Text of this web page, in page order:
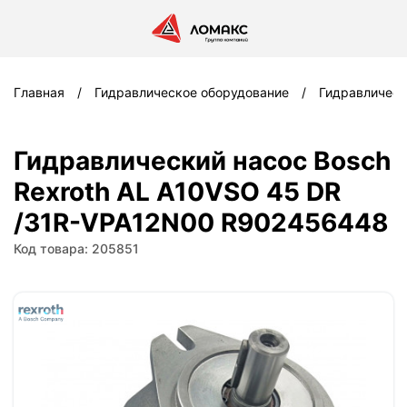
Главная Гидравлическое оборудование
Гидравлический насос Bosch
Rexroth AL A10VSO 45 DR
/31R-VPA12N00 R902456448
Код товара: 205851